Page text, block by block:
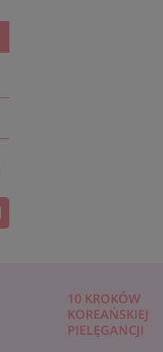
10 KROKÓW
KOREAŃSKIEJ
PIELĘGANCJI